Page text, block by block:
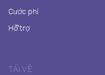
Cước phí
Hỗ trợ
TẢI VỀ